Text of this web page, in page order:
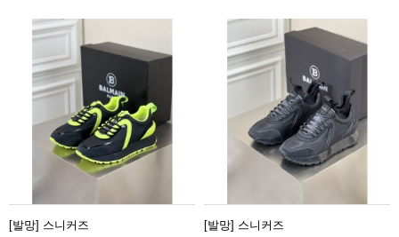
[발망] 스니커즈 [발망] 스니커즈